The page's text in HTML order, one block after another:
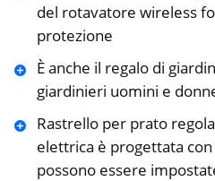
del rotavatore wireless
protezione
È anche il regalo di
giardinieri uomini e
Rastrello per prato
elettrica è progettata
possono essere